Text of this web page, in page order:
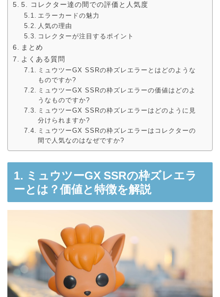
5. コレクター達の間での評価と人気度
エラーカードの魅力
人気の理由
コレクターが注目するポイント
まとめ
よくある質問
ミュウツーGX SSRの枠ズレエラーとはどのような
ものですか?
ミュウツーGX SSRの枠ズレエラーの価値はどのよ
うなものですか?
ミュウツーGX SSRの枠ズレエラーはどのように見
分けられますか?
ミュウツーGX SSRの枠ズレエラーはコレクターの
間で人気なのはなぜですか?
1. ミュウツーGX SSRの枠ズレエラ
ーとは？価値と特徴を解説